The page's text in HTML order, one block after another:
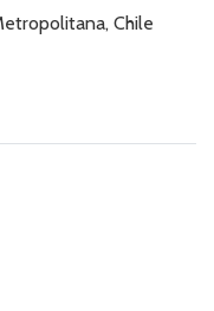
Chile